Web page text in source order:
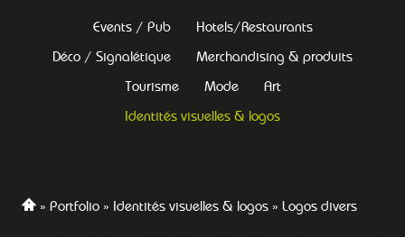
Events / Pub
Hotels/Restaurants
Déco / Signalétique
Merchandising & produits
Tourisme
Mode
Art
Identités visuelles & logos
Portfolio Identités visuelles & logos Logos divers